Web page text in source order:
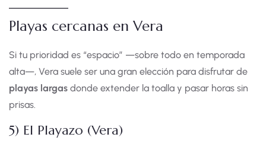
Playas cercanas en Vera
Si tu prioridad es “espacio” —sobre todo en temporada
alta—, Vera suele ser una gran elección para disfrutar de
playas largas donde extender la toalla y pasar horas sin
prisas.
5) El Playazo (Vera)